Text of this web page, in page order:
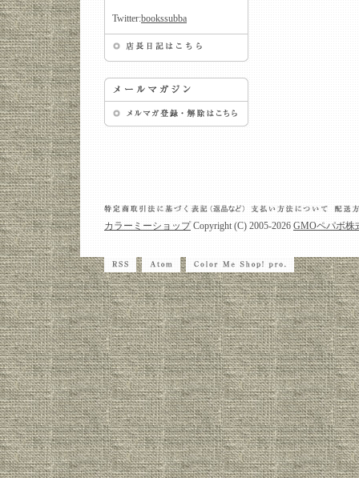
Twitter:bookssubba
カラーミーショップCopyright (C) 2005-2026 GMOペパボ株